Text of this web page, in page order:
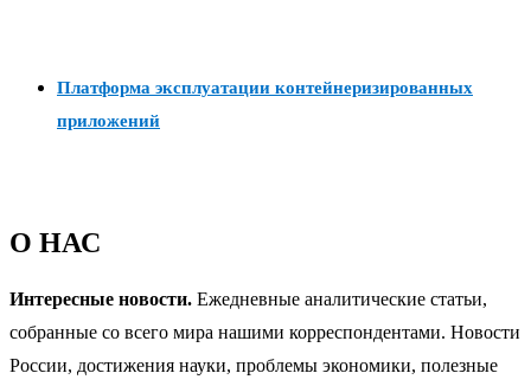
Платформа эксплуатации контейнеризированных
приложений
О НАС
Интересные новости. Ежедневные аналитические статьи,
собранные со всего мира нашими корреспондентами. Новости
России, достижения науки, проблемы экономики, полезные